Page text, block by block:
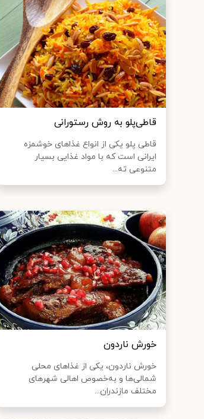
قاطی‌پلو به روش رستورانی
قاطی پلو یکی از انواع غذا‌های خوشمزه
ایرانی است که با مواد غذایی بسیار
متنوعی ته...
خورش ناردون
خورش ناردون، یکی از غذا‌های محلی
شمالی‌ها و به‌خصوص اهالی شهر‌های
مختلف مازندران...